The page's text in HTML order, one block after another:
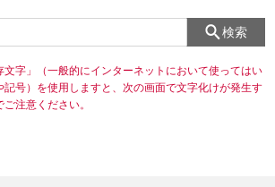
検索
文字」（一般的にインターネットにおいて使ってはい
記号）を使用しますと、次の画面で文字化けが発生す
注意ください。